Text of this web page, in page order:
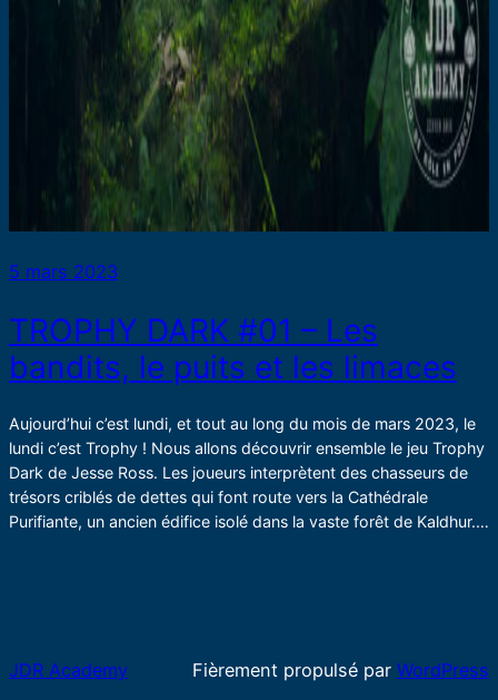
5 mars 2023
TROPHY DARK #01 – Les
bandits, le puits et les limaces
Aujourd’hui c’est lundi, et tout au long du mois de mars 2023, le
lundi c’est Trophy ! Nous allons découvrir ensemble le jeu Trophy
Dark de Jesse Ross. Les joueurs interprètent des chasseurs de
trésors criblés de dettes qui font route vers la Cathédrale
Purifiante, un ancien édifice isolé dans la vaste forêt de Kaldhur.…
JDR Academy Fièrement propulsé par WordPress